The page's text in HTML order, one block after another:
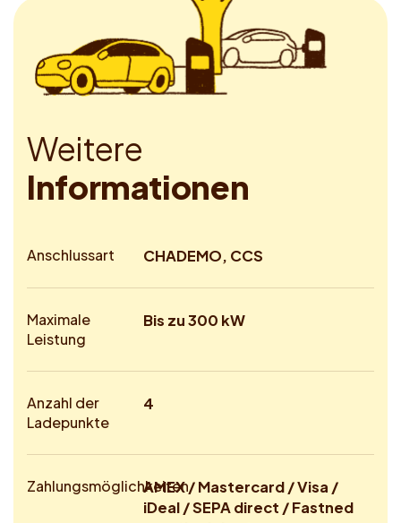
Weitere
Informationen
Anschlussart CHADEMO, CCS
Maximale
Leistung
Bis zu 300 kW
Anzahl der
Ladepunkte
4
ZahlungsmöglichkeitenAMEX / Mastercard / Visa /
iDeal / SEPA direct / Fastned